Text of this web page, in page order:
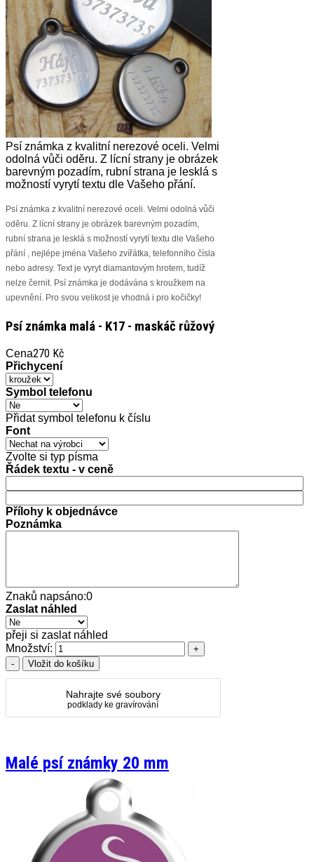
Psí známka z kvalitní nerezové oceli. Velmi
odolná vůči oděru. Z lícní strany je obrázek
barevným pozadím, rubní strana je lesklá s
možností vyrytí textu dle Vašeho přání.
Psí známka z kvalitní nerezové oceli. Velmi odolná vůči
oděru. Z lícní strany je obrázek barevným pozadím,
rubní strana je lesklá s možností vyrytí textu dle Vašeho
přání , nejlépe jména Vašeho zvířátka, telefonního čísla
nebo adresy. Text je vyryt diamantovým hrotem, tudíž
nelze černit. Psí známka je dodávána s kroužkem na
upevnění. Pro svou velikost je vhodná i pro kočičky!
Psí známka malá - K17 - maskáč růžový
Cena270 Kč
Přichycení
Symbol telefonu
Přidat symbol telefonu k číslu
Font
Zvolte si typ písma
Řádek textu - v ceně
Přílohy k objednávce
Poznámka
Znaků napsáno:0
Zaslat náhled
přeji si zaslat náhled
Množství:
Nahrajte své soubory
podklady ke gravírování
Malé psí známky 20 mm